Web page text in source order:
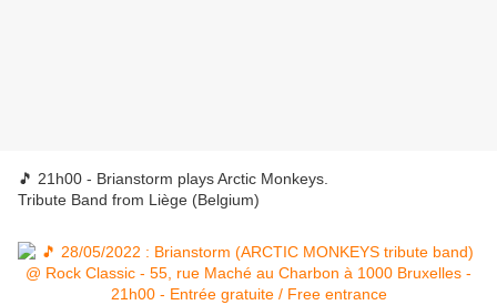
🎵 21h00 - Brianstorm plays Arctic Monkeys.
Tribute Band from Liège (Belgium)